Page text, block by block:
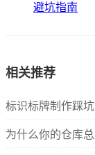
避坑指南
相关推荐
标识标牌制作踩
为什么你的仓库